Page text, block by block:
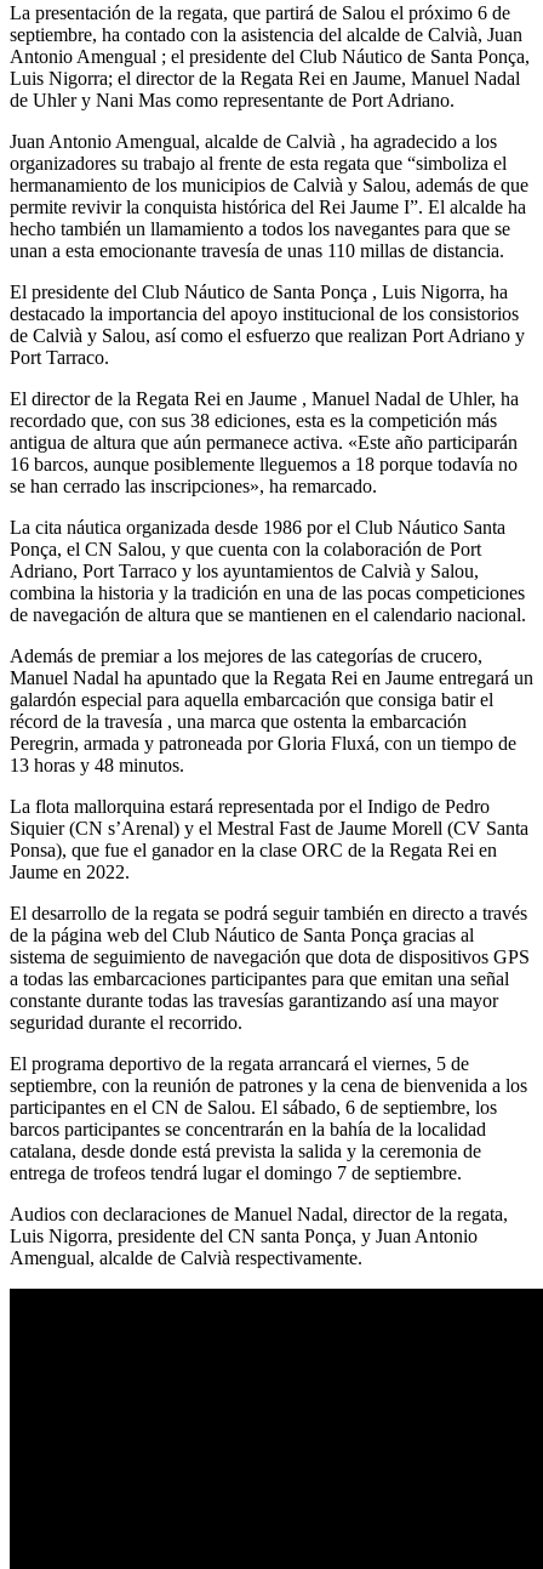
La presentación de la regata, que partirá de Salou el próximo 6 de
septiembre, ha contado con la asistencia del alcalde de Calvià, Juan
Antonio Amengual ; el presidente del Club Náutico de Santa Ponça,
Luis Nigorra; el director de la Regata Rei en Jaume, Manuel Nadal
de Uhler y Nani Mas como representante de Port Adriano.
Juan Antonio Amengual, alcalde de Calvià , ha agradecido a los
organizadores su trabajo al frente de esta regata que “simboliza el
hermanamiento de los municipios de Calvià y Salou, además de que
permite revivir la conquista histórica del Rei Jaume I”. El alcalde ha
hecho también un llamamiento a todos los navegantes para que se
unan a esta emocionante travesía de unas 110 millas de distancia.
El presidente del Club Náutico de Santa Ponça , Luis Nigorra, ha
destacado la importancia del apoyo institucional de los consistorios
de Calvià y Salou, así como el esfuerzo que realizan Port Adriano y
Port Tarraco.
El director de la Regata Rei en Jaume , Manuel Nadal de Uhler, ha
recordado que, con sus 38 ediciones, esta es la competición más
antigua de altura que aún permanece activa. «Este año participarán
16 barcos, aunque posiblemente lleguemos a 18 porque todavía no
se han cerrado las inscripciones», ha remarcado.
La cita náutica organizada desde 1986 por el Club Náutico Santa
Ponça, el CN Salou, y que cuenta con la colaboración de Port
Adriano, Port Tarraco y los ayuntamientos de Calvià y Salou,
combina la historia y la tradición en una de las pocas competiciones
de navegación de altura que se mantienen en el calendario nacional.
Además de premiar a los mejores de las categorías de crucero,
Manuel Nadal ha apuntado que la Regata Rei en Jaume entregará un
galardón especial para aquella embarcación que consiga batir el
récord de la travesía , una marca que ostenta la embarcación
Peregrin, armada y patroneada por Gloria Fluxá, con un tiempo de
13 horas y 48 minutos.
La flota mallorquina estará representada por el Indigo de Pedro
Siquier (CN s’Arenal) y el Mestral Fast de Jaume Morell (CV Santa
Ponsa), que fue el ganador en la clase ORC de la Regata Rei en
Jaume en 2022.
El desarrollo de la regata se podrá seguir también en directo a través
de la página web del Club Náutico de Santa Ponça gracias al
sistema de seguimiento de navegación que dota de dispositivos GPS
a todas las embarcaciones participantes para que emitan una señal
constante durante todas las travesías garantizando así una mayor
seguridad durante el recorrido.
El programa deportivo de la regata arrancará el viernes, 5 de
septiembre, con la reunión de patrones y la cena de bienvenida a los
participantes en el CN de Salou. El sábado, 6 de septiembre, los
barcos participantes se concentrarán en la bahía de la localidad
catalana, desde donde está prevista la salida y la ceremonia de
entrega de trofeos tendrá lugar el domingo 7 de septiembre.
Audios con declaraciones de Manuel Nadal, director de la regata,
Luis Nigorra, presidente del CN santa Ponça, y Juan Antonio
Amengual, alcalde de Calvià respectivamente.